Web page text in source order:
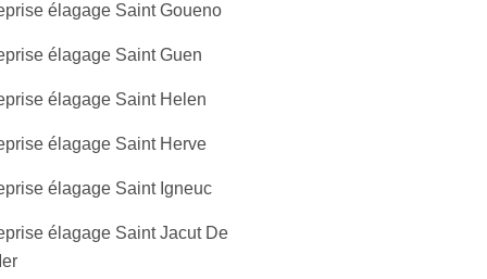
élagage Saint Goueno
élagage Saint Guen
élagage Saint Helen
élagage Saint Herve
élagage Saint Igneuc
élagage Saint Jacut De